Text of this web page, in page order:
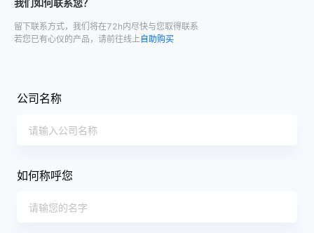
我们如何联系您？
留下联系方式，我们将在72h内尽快与您取得联系
若您已有心仪的产品，请前往线上自助购买
公司名称
如何称呼您